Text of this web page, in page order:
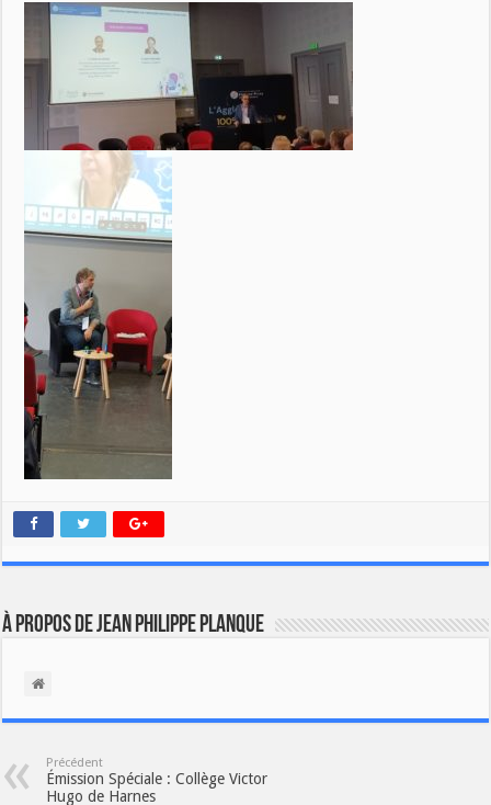
À propos de Jean Philippe Planque
Précédent
Émission Spéciale : Collège Victor
Hugo de Harnes